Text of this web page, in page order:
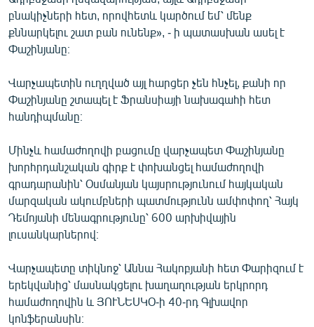
բնակիչների հետ, որովհետև կարծում եմ՝ մենք
քննարկելու շատ բան ունենք», - ի պատասխան ասել է
Փաշինյանը։
Վարչապետին ուղղված այլ հարցեր չեն հնչել, քանի որ
Փաշինյանը շտապել է Ֆրանսիայի նախագահի հետ
հանդիպմանը։
Մինչև համաժողովի բացումը վարչապետ Փաշինյանը
խորհրդանշական գիրք է փոխանցել համաժողովի
գրադարանին՝ Օսմանյան կայսրությունում հայկական
մարզական ակումբների պատմությունն ամփոփող՝ Հայկ
Դեմոյանի մենագրությունը՝ 600 արխիվային
լուսանկարներով։
Վարչապետը տիկնոջ՝ Աննա Հակոբյանի հետ Փարիզում է
երեկվանից՝ մասնակցելու խաղաղության երկրորդ
համաժողովին և ՅՈՒՆԵՍԿՕ-ի 40-րդ Գլխավոր
կոնֆերանսին։